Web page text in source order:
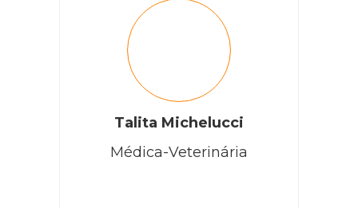
Talita Michelucci
Médica-Veterinária